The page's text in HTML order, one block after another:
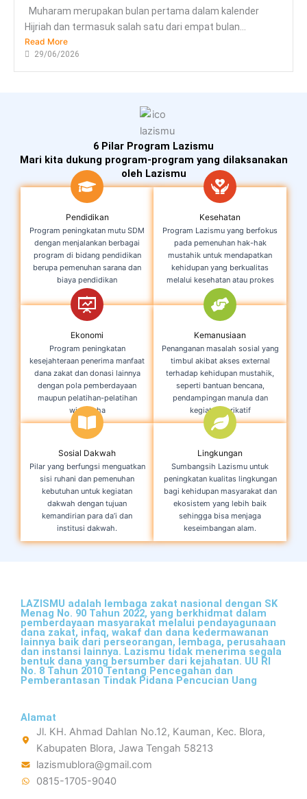
Muharam merupakan bulan pertama dalam kalender
Hijriah dan termasuk salah satu dari empat bulan...
Read More
29/06/2026
6 Pilar Program Lazismu
Mari kita dukung program-program yang dilaksanakan
oleh Lazismu
Pendidikan
Program peningkatan mutu SDM
dengan menjalankan berbagai
program di bidang pendidikan
berupa pemenuhan sarana dan
biaya pendidikan
Kesehatan
Program Lazismu yang berfokus
pada pemenuhan hak-hak
mustahik untuk mendapatkan
kehidupan yang berkualitas
melalui kesehatan atau prokes
Ekonomi
Program peningkatan
kesejahteraan penerima manfaat
dana zakat dan donasi lainnya
dengan pola pemberdayaan
maupun pelatihan-pelatihan
wirausaha
Kemanusiaan
Penanganan masalah sosial yang
timbul akibat akses external
terhadap kehidupan mustahik,
seperti bantuan bencana,
pendampingan manula dan
kegiatan karikatif
Sosial Dakwah
Pilar yang berfungsi menguatkan
sisi ruhani dan pemenuhan
kebutuhan untuk kegiatan
dakwah dengan tujuan
kemandirian para da’i dan
institusi dakwah.
Lingkungan
Sumbangsih Lazismu untuk
peningkatan kualitas lingkungan
bagi kehidupan masyarakat dan
ekosistem yang lebih baik
sehingga bisa menjaga
keseimbangan alam.
LAZISMU adalah lembaga zakat nasional dengan SK
Menag No. 90 Tahun 2022, yang berkhidmat dalam
pemberdayaan masyarakat melalui pendayagunaan
dana zakat, infaq, wakaf dan dana kedermawanan
lainnya baik dari perseorangan, lembaga, perusahaan
dan instansi lainnya. Lazismu tidak menerima segala
bentuk dana yang bersumber dari kejahatan. UU RI
No. 8 Tahun 2010 Tentang Pencegahan dan
Pemberantasan Tindak Pidana Pencucian Uang
Alamat
Jl. KH. Ahmad Dahlan No.12, Kauman, Kec. Blora,
Kabupaten Blora, Jawa Tengah 58213
lazismublora@gmail.com
0815-1705-9040